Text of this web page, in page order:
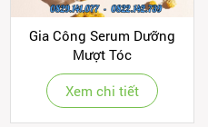
Gia Công Serum Dưỡng
Mượt Tóc
Xem chi tiết